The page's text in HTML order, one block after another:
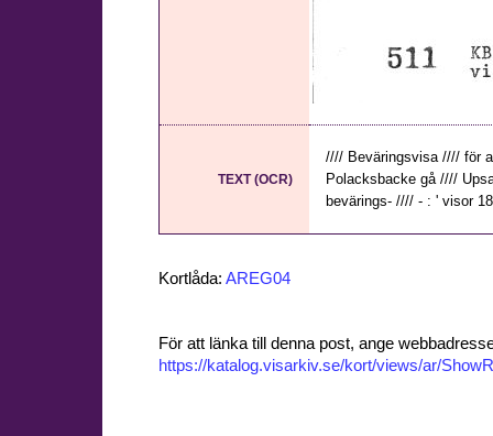
TEXT (OCR)
//// Beväringsvisa //// för
Polacksbacke gå ////
bevärings- //// - : ' visor
Kortlåda: AREG04
För att länka till denna post, ange
https://katalog.visarkiv.se/kort/views/ar/